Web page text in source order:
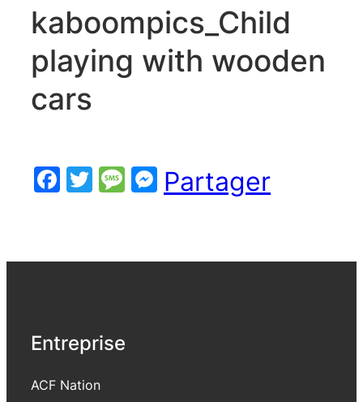
kaboompics_Child
playing with wooden
cars
Facebook
Twitter
Message
Messenger
Partager
Entreprise
ACF Nation